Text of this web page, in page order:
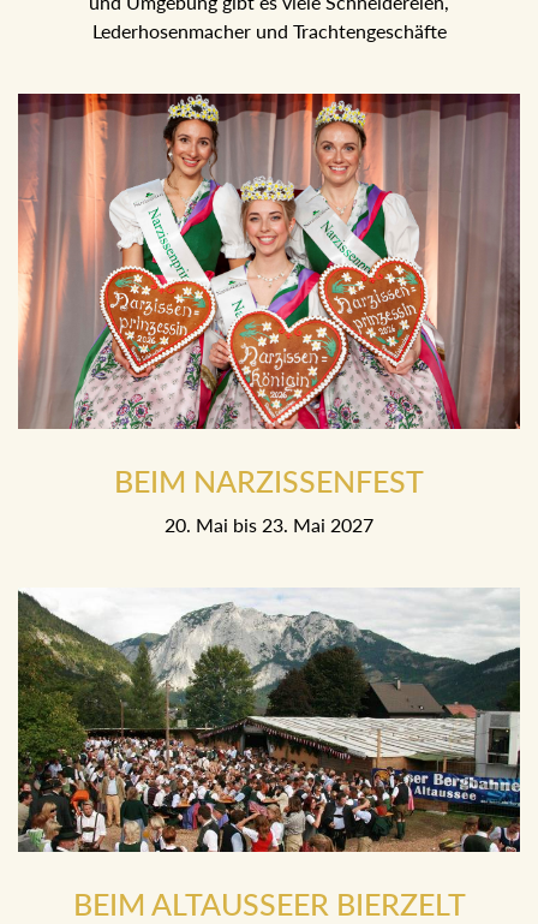
Lederhosenmacher und Trachtengeschäfte
BEIM NARZISSENFEST
20. Mai bis 23. Mai 2027
BEIM ALTAUSSEER BIERZELT